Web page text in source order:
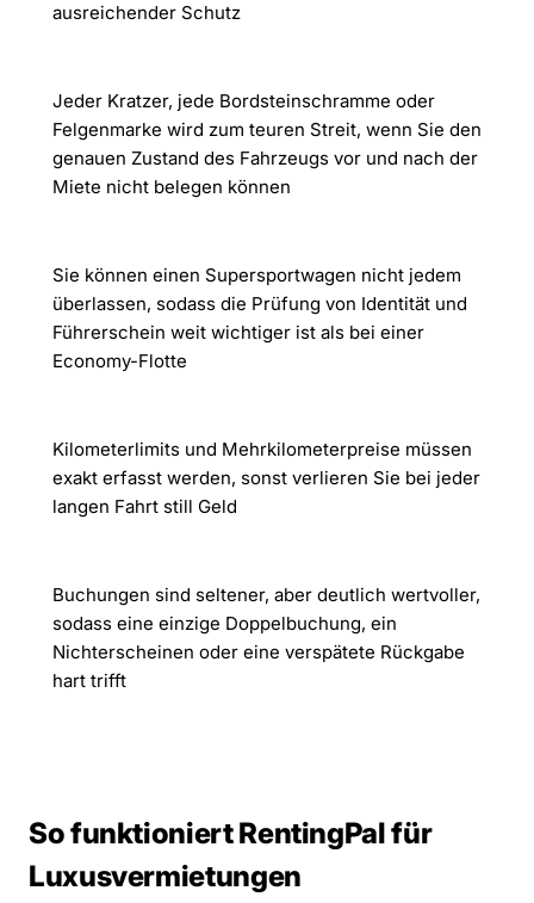
ausreichender Schutz
Jeder Kratzer, jede Bordsteinschramme oder
Felgenmarke wird zum teuren Streit, wenn Sie den
genauen Zustand des Fahrzeugs vor und nach der
Miete nicht belegen können
Sie können einen Supersportwagen nicht jedem
überlassen, sodass die Prüfung von Identität und
Führerschein weit wichtiger ist als bei einer
Economy-Flotte
Kilometerlimits und Mehrkilometerpreise müssen
exakt erfasst werden, sonst verlieren Sie bei jeder
langen Fahrt still Geld
Buchungen sind seltener, aber deutlich wertvoller,
sodass eine einzige Doppelbuchung, ein
Nichterscheinen oder eine verspätete Rückgabe
hart trifft
So funktioniert RentingPal für
Luxusvermietungen